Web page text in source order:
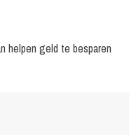
helpen geld te besparen